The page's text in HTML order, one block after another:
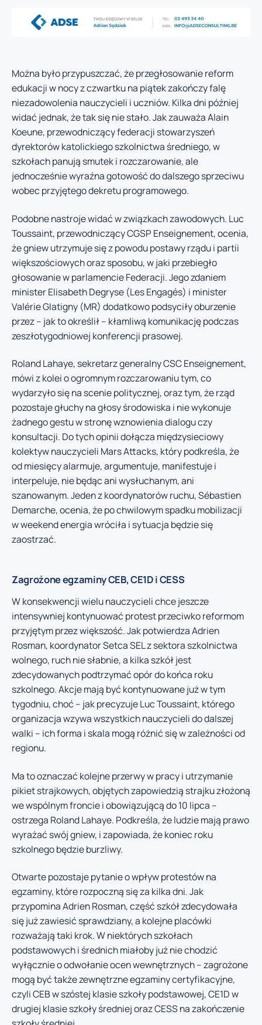
Można było przypuszczać, że przegłosowanie reform
edukacji w nocy z czwartku na piątek zakończy falę
niezadowolenia nauczycieli i uczniów. Kilka dni później
widać jednak, że tak się nie stało. Jak zauważa Alain
Koeune, przewodniczący federacji stowarzyszeń
dyrektorów katolickiego szkolnictwa średniego, w
szkołach panują smutek i rozczarowanie, ale
jednocześnie wyraźna gotowość do dalszego sprzeciwu
wobec przyjętego dekretu programowego.
Podobne nastroje widać w związkach zawodowych. Luc
Toussaint, przewodniczący CGSP Enseignement, ocenia,
że gniew utrzymuje się z powodu postawy rządu i partii
większościowych oraz sposobu, w jaki przebiegło
głosowanie w parlamencie Federacji. Jego zdaniem
minister Elisabeth Degryse (Les Engagés) i minister
Valérie Glatigny (MR) dodatkowo podsyciły oburzenie
przez – jak to określił – kłamliwą komunikację podczas
zeszłotygodniowej konferencji prasowej.
Roland Lahaye, sekretarz generalny CSC Enseignement,
mówi z kolei o ogromnym rozczarowaniu tym, co
wydarzyło się na scenie politycznej, oraz tym, że rząd
pozostaje głuchy na głosy środowiska i nie wykonuje
żadnego gestu w stronę wznowienia dialogu czy
konsultacji. Do tych opinii dołącza międzysieciowy
kolektyw nauczycieli Mars Attacks, który podkreśla, że
od miesięcy alarmuje, argumentuje, manifestuje i
interpeluje, nie będąc ani wysłuchanym, ani
szanowanym. Jeden z koordynatorów ruchu, Sébastien
Demarche, ocenia, że po chwilowym spadku mobilizacji
w weekend energia wróciła i sytuacja będzie się
zaostrzać.
Zagrożone egzaminy CEB, CE1D i CESS
W konsekwencji wielu nauczycieli chce jeszcze
intensywniej kontynuować protest przeciwko reformom
przyjętym przez większość. Jak potwierdza Adrien
Rosman, koordynator Setca SEL z sektora szkolnictwa
wolnego, ruch nie słabnie, a kilka szkół jest
zdecydowanych podtrzymać opór do końca roku
szkolnego. Akcje mają być kontynuowane już w tym
tygodniu, choć – jak precyzuje Luc Toussaint, którego
organizacja wzywa wszystkich nauczycieli do dalszej
walki – ich forma i skala mogą różnić się w zależności od
regionu.
Ma to oznaczać kolejne przerwy w pracy i utrzymanie
pikiet strajkowych, objętych zapowiedzią strajku złożoną
we wspólnym froncie i obowiązującą do 10 lipca –
ostrzega Roland Lahaye. Podkreśla, że ludzie mają prawo
wyrażać swój gniew, i zapowiada, że koniec roku
szkolnego będzie burzliwy.
Otwarte pozostaje pytanie o wpływ protestów na
egzaminy, które rozpoczną się za kilka dni. Jak
przypomina Adrien Rosman, część szkół zdecydowała
się już zawiesić sprawdziany, a kolejne placówki
rozważają taki krok. W niektórych szkołach
podstawowych i średnich miałoby już nie chodzić
wyłącznie o odwołanie ocen wewnętrznych – zagrożone
mogą być także zewnętrzne egzaminy certyfikacyjne,
czyli CEB w szóstej klasie szkoły podstawowej, CE1D w
drugiej klasie szkoły średniej oraz CESS na zakończenie